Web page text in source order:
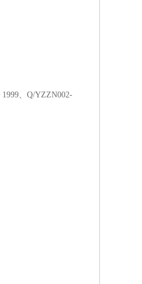
、Q/YZZN002-